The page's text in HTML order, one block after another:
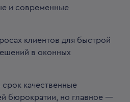
и современные
клиентов для быстрой
в оконных
качественные
бюрократии, но главное —